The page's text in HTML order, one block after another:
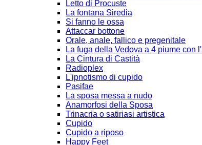
Letto di Procuste
La fontana Siredia
Si fanno le ossa
Attaccar bottone
Orale, anale, fallico e pregenitale
La fuga della Vedova a 4 piume con
La Cintura di Castità
Radioplex
L'ipnotismo di cupido
Pasifae
La sposa messa a nudo
Anamorfosi della Sposa
Trinacria o satiriasi artistica
Cupido
Cupido a riposo
Happy Feet